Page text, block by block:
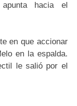
hacia el
en que accionar
en la espalda.
le salió por el